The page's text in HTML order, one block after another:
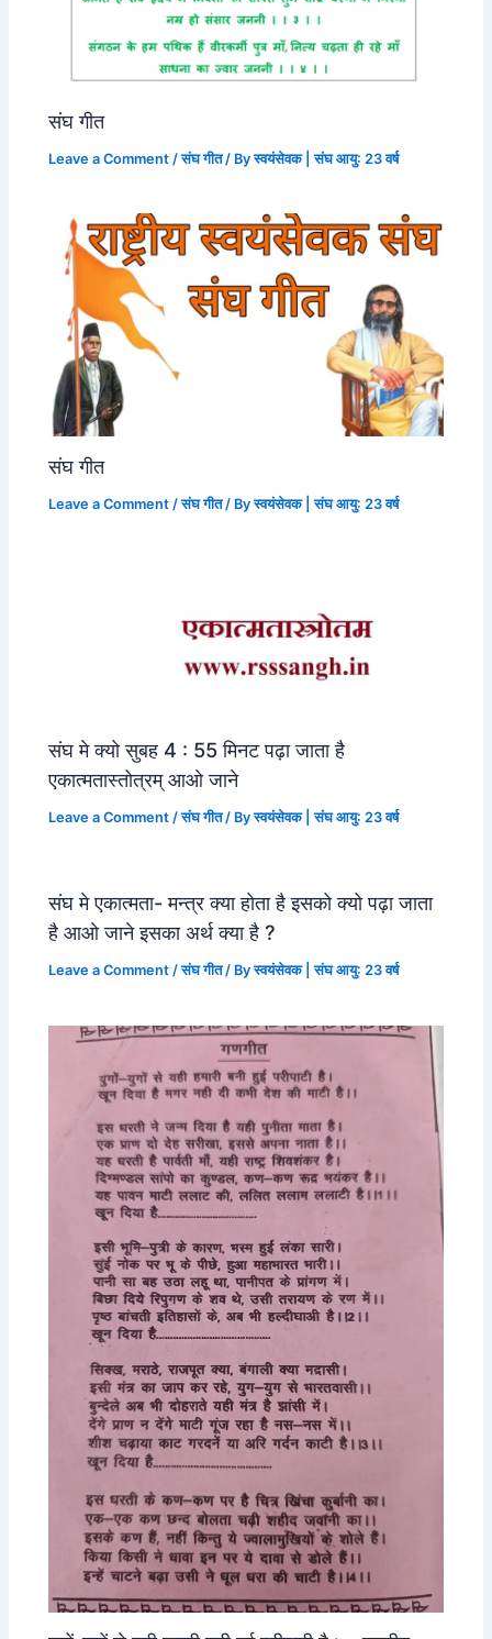
संघ गीत
Leave a Comment /संघ गीत/ Byस्वयंसेवक | संघ आयु: 23 वर्ष
संघ गीत
Leave a Comment /संघ गीत/ Byस्वयंसेवक | संघ आयु: 23 वर्ष
संघ मे क्यो सुबह 4 : 55 मिनट पढ़ा जाता है
एकात्मतास्तोत्रम् आओ जाने
Leave a Comment /संघ गीत/ Byस्वयंसेवक | संघ आयु: 23 वर्ष
संघ मे एकात्मता- मन्त्र क्या होता है इसको क्यो पढ़ा जाता
है आओ जाने इसका अर्थ क्या है ?
Leave a Comment /संघ गीत/ Byस्वयंसेवक | संघ आयु: 23 वर्ष